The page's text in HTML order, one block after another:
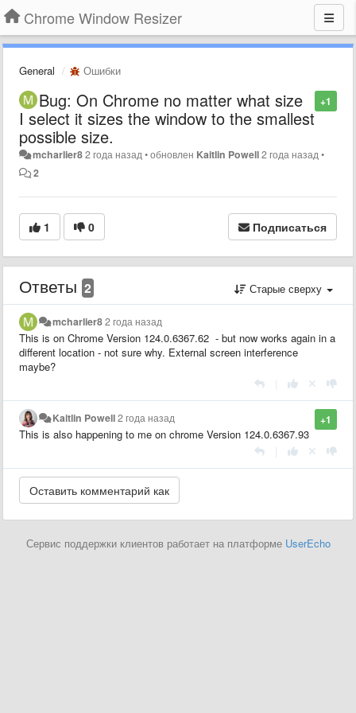
Chrome Window Resizer
General Ошибки
+1
Bug: On Chrome no matter what size
I select it sizes the window to the smallest
possible size.
mcharlier82 года назад•обновлен Kaitlin Powell2 года назад•
2
1 0 Подписаться
Ответы 2 Старые сверху
mcharlier82 года назад
This is on Chrome Version 124.0.6367.62 - but now works again in a
different location - not sure why. External screen interference
maybe?
+1
Kaitlin Powell2 года назад
This is also happening to me on chrome Version 124.0.6367.93
Сервис поддержки клиентов работает на платформе UserEcho